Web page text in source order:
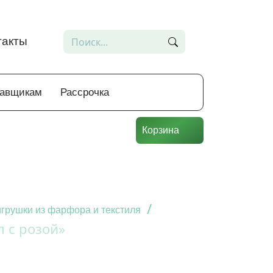
Рассрочка
Корзина
из фарфора и текстиля
/
с розой»